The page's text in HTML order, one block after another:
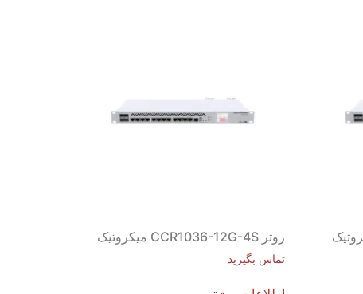
روتر CCR1036-12G-4S میکروتیک
تماس بگیرید